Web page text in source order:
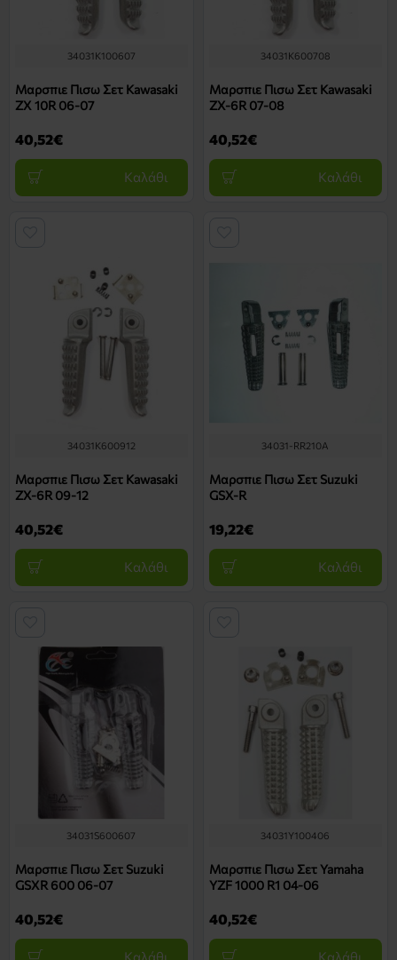
34031K100607
Μαρσπιε Πισω Σετ Kawasaki
ZX 10R 06-07
40,52€
Καλάθι
34031K600708
Μαρσπιε Πισω Σετ Kawasaki
ZX-6R 07-08
40,52€
Καλάθι
34031K600912
Μαρσπιε Πισω Σετ Kawasaki
ZX-6R 09-12
40,52€
Καλάθι
34031-RR210A
Μαρσπιε Πισω Σετ Suzuki
GSX-R
19,22€
Καλάθι
34031S600607
Μαρσπιε Πισω Σετ Suzuki
GSXR 600 06-07
40,52€
Καλάθι
34031Y100406
Μαρσπιε Πισω Σετ Yamaha
YZF 1000 R1 04-06
40,52€
Καλάθι